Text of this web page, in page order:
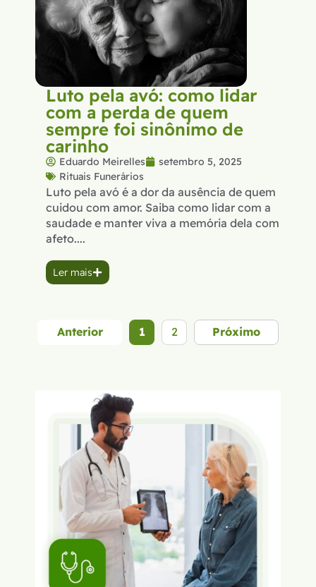
Luto pela avó: como lidar
com a perda de quem
sempre foi sinônimo de
carinho
Eduardo Meirelles
setembro 5, 2025
Rituais Funerários
Luto pela avó é a dor da ausência de quem
cuidou com amor. Saiba como lidar com a
saudade e manter viva a memória dela com
afeto....
Ler mais
Anterior 1 2 Próximo